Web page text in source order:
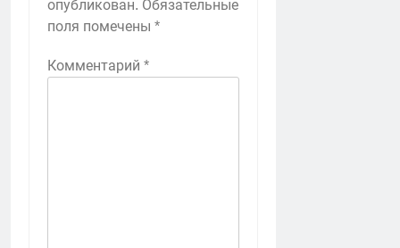
опубликован. Обязательные
поля помечены *
Комментарий *